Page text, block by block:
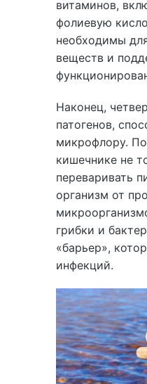
витаминов,
фолиевую
необходимы
веществ и
Наконец,
патогенов,
микрофлору.
кишечнике не
переваривать
организм от
грибки и
«барьер»,
инфекций.